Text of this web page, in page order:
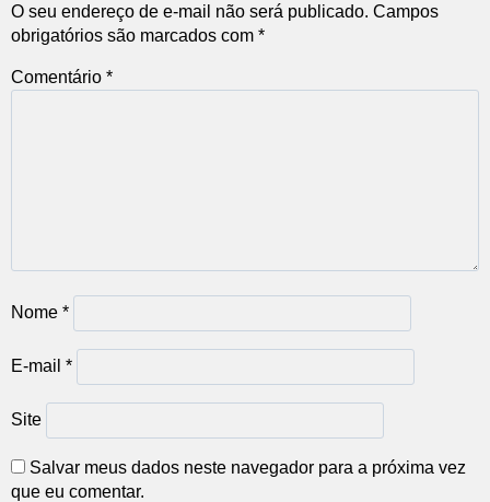
O seu endereço de e-mail não será publicado. Campos
obrigatórios são marcados com *
Comentário *
Nome *
E-mail *
Site
Salvar meus dados neste navegador para a próxima vez
que eu comentar.